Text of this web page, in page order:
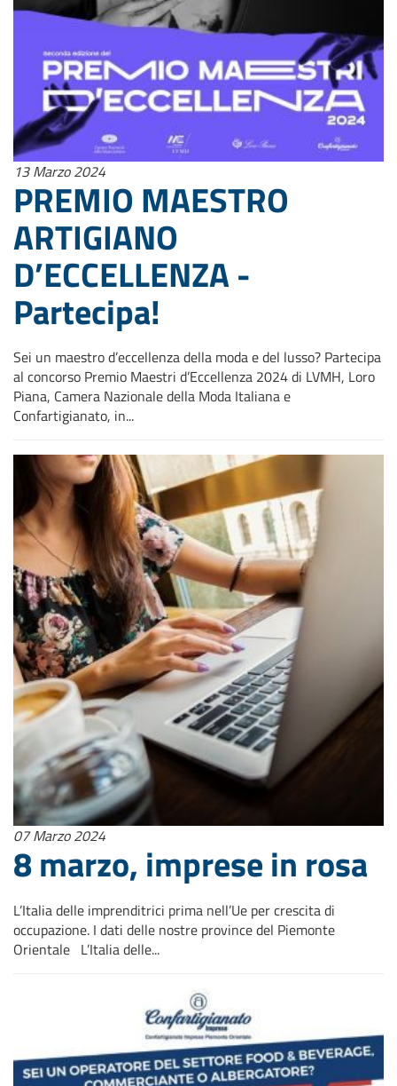
13 Marzo 2024
PREMIO MAESTRO
ARTIGIANO
D’ECCELLENZA -
Partecipa!
Sei un maestro d’eccellenza della moda e del lusso? Partecipa
al concorso Premio Maestri d’Eccellenza 2024 di LVMH, Loro
Piana, Camera Nazionale della Moda Italiana e
Confartigianato, in...
07 Marzo 2024
8 marzo, imprese in rosa
L’Italia delle imprenditrici prima nell’Ue per crescita di
occupazione. I dati delle nostre province del Piemonte
Orientale L’Italia delle...